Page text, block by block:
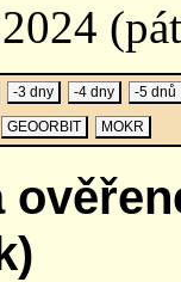
-3 dny -4 dny -5 dnů
GEOORBIT MOKR